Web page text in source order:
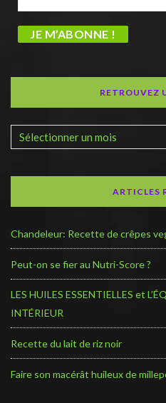
RETROUVEZ
ARTICLES
Chandeleur: Recette de crêpes
Peut-on se fier au Nutri-Score ?
LES HUILES ESSENTIELLES et
INTÉRIEUR
Recette du lait de riz noir
Faire son macérât huileux de